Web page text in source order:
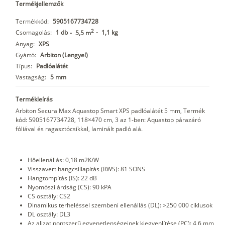
Termékjellemzők
Termékkód: 5905167734728
Csomagolás: 1 db - 5,5 m2 - 1,1 kg
Anyag: XPS
Gyártó: Arbiton (Lengyel)
Típus: Padlóalátét
Vastagság: 5 mm
Termékleírás
Arbiton Secura Max Aquastop Smart XPS padlóalátét 5 mm, Termék
kód: 5905167734728, 118×470 cm, 3 az 1-ben: Aquastop párazáró
fóliával és ragasztócsíkkal, laminált padló alá.
Hőellenállás: 0,18 m2K/W
Visszavert hangcsillapítás (RWS): 81 SONS
Hangtompítás (IS): 22 dB
Nyomószilárdság (CS): 90 kPA
CS osztály: CS2
Dinamikus terheléssel szembeni ellenállás (DL): >250 000 ciklusok
DL osztály: DL3
Az aljzat pontszerű egyenetlenségeinek kiegyenlítése (PC): 4,6 mm